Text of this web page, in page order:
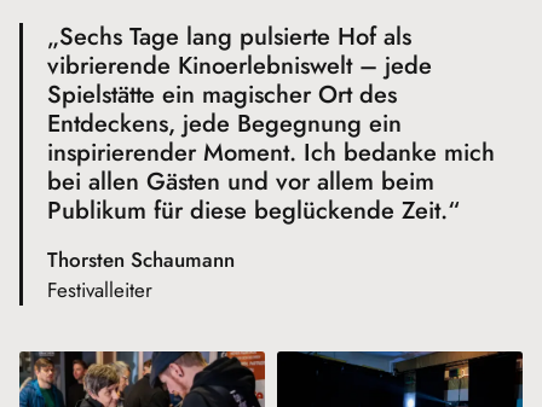
„Sechs Tage lang pulsierte Hof als
vibrierende Kinoerlebniswelt – jede
Spielstätte ein magischer Ort des
Entdeckens, jede Begegnung ein
inspirierender Moment. Ich bedanke mich
bei allen Gästen und vor allem beim
Publikum für diese beglückende Zeit.“
Thorsten Schaumann
Festivalleiter